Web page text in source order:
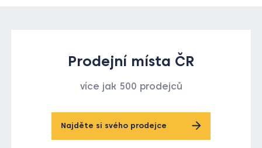
Prodejní místa ČR
více jak 500 prodejců
Najděte si svého prodejce